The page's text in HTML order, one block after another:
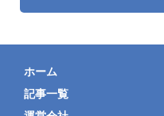
ホーム
記事一覧